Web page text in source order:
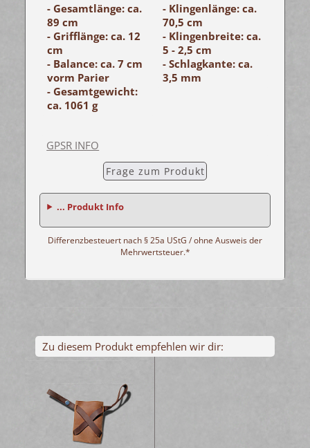
- Gesamtlänge: ca.
89 cm
- Grifflänge: ca. 12
cm
- Balance: ca. 7 cm
vorm Parier
- Gesamtgewicht:
ca. 1061 g
- Klingenlänge: ca.
70,5 cm
- Klingenbreite: ca.
5 - 2,5 cm
- Schlagkante: ca.
3,5 mm
GPSR INFO
Frage zum Produkt
... Produkt Info
Differenzbesteuert nach § 25a UStG / ohne Ausweis der
Mehrwertsteuer.*
Zu diesem Produkt empfehlen wir dir: